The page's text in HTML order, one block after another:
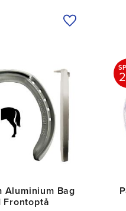
Tilføj til
Aluminium Bag
Frontoptå